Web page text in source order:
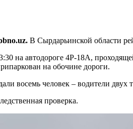
В Сырдарьинской области
на автодороге 4Р-18А,
на обочине дороги.
восемь человек – водители
проверка.